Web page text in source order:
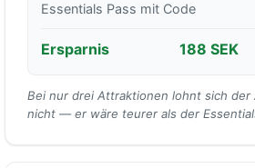
Essentials Pass mit Code
Ersparnis 188 SEK
Bei nur drei Attraktionen lohnt sich der
nicht — er wäre teurer als der